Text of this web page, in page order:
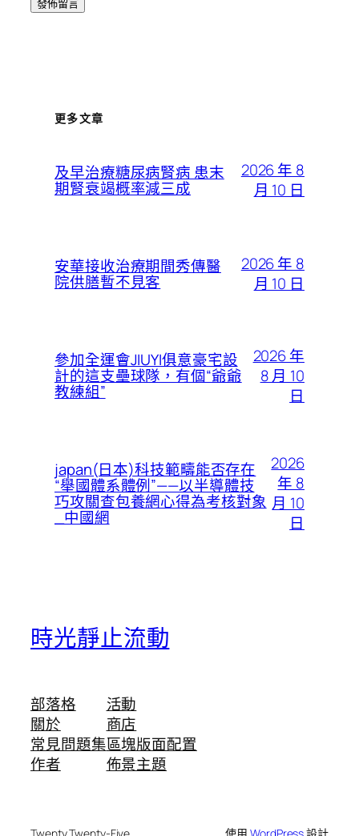
更多文章
及早治療糖尿病腎病 患末
期腎衰竭概率減三成
2026 年 8
月 10 日
安華接收治療期間秀傳醫
院供膳暫不見客
2026 年 8
月 10 日
參加全運會JIUYI俱意豪宅設
計的這支壘球隊，有個“爺爺
教練組”
2026 年
8 月 10
日
japan(日本)科技範疇能否存在
“舉國體系體例”——以半導體技
巧攻關查包養網心得為考核對象
_中國網
2026
年 8
月 10
日
時光靜止流動
部落格
關於
常見問題集
作者
活動
商店
區塊版面配置
佈景主題
Twenty Twenty-Five 使用WordPress設計